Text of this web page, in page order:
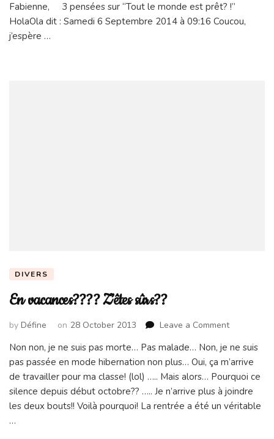
Fabienne, 3 pensées sur “Tout le monde est prêt? !”
HolaOla dit : Samedi 6 Septembre 2014 à 09:16 Coucou,
j’espère …
DIVERS
En vacances???? Z’êtes sûrs??
by Défine on 28 October 2013 Leave a Commenton
Z’êtes
sûrs??
Non non, je ne suis pas morte… Pas malade… Non, je ne suis
pas passée en mode hibernation non plus… Oui, ça m’arrive
de travailler pour ma classe! (lol) ….. Mais alors… Pourquoi ce
silence depuis début octobre?? ….. Je n’arrive plus à joindre
les deux bouts!! Voilà pourquoi! La rentrée a été un véritable
…